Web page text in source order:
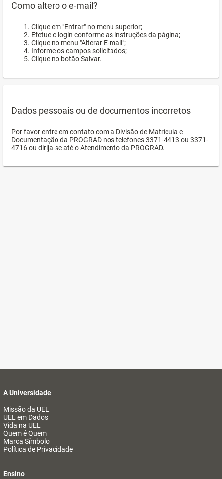
Como altero o e-mail?
Clique em "Entrar" no menu superior;
Efetue o login conforme as instruções da página;
Clique no menu "Alterar E-mail";
Informe os campos solicitados;
Clique no botão Salvar.
Dados pessoais ou de documentos incorretos
Por favor entre em contato com a Divisão de Matrícula e
Documentação da PROGRAD nos telefones 3371-4413 ou 3371-
4716 ou dirija-se até o Atendimento da PROGRAD.
A Universidade
Missão da UEL
UEL em Dados
Vida na UEL
Quem é Quem
Marca Símbolo
Política de Privacidade
Ensino